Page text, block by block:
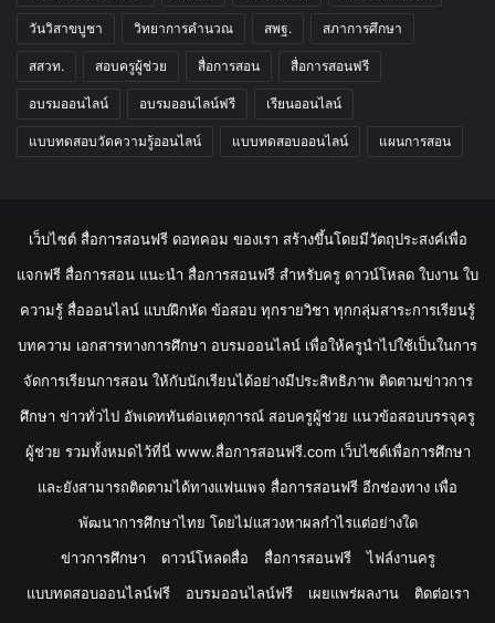
วันวิสาขบูชา วิทยาการคำนวณ สพฐ. สภาการศึกษา
สสวท. สอบครูผู้ช่วย สื่อการสอน สื่อการสอนฟรี
อบรมออนไลน์ อบรมออนไลน์ฟรี เรียนออนไลน์
แบบทดสอบวัดความรู้ออนไลน์ แบบทดสอบออนไลน์ แผนการสอน
เว็บไซต์ สื่อการสอนฟรี ดอทคอม ของเรา สร้างขึ้นโดยมีวัตถุประสงค์เพื่อ
แจกฟรี สื่อการสอน แนะนำ สื่อการสอนฟรี สำหรับครู ดาวน์โหลด ใบงาน ใบ
ความรู้ สื่อออนไลน์ แบบฝึกหัด ข้อสอบ ทุกรายวิชา ทุกกลุ่มสาระการเรียนรู้
บทความ เอกสารทางการศึกษา อบรมออนไลน์ เพื่อให้ครูนำไปใช้เป็นในการ
จัดการเรียนการสอน ให้กับนักเรียนได้อย่างมีประสิทธิภาพ ติดตามข่าวการ
ศึกษา ข่าวทั่วไป อัพเดททันต่อเหตุการณ์ สอบครูผู้ช่วย แนวข้อสอบบรรจุครู
ผู้ช่วย รวมทั้งหมดไว้ที่นี่ www.สื่อการสอนฟรี.com เว็บไซต์เพื่อการศึกษา
และยังสามารถติดตามได้ทางแฟนเพจ สื่อการสอนฟรี อีกช่องทาง เพื่อ
พัฒนาการศึกษาไทย โดยไม่แสวงหาผลกำไรแต่อย่างใด
ข่าวการศึกษา
ดาวน์โหลดสื่อ สื่อการสอนฟรี
ไฟล์งานครู
แบบทดสอบออนไลน์ฟรี
อบรมออนไลน์ฟรี เผยแพร่ผลงาน ติดต่อเรา